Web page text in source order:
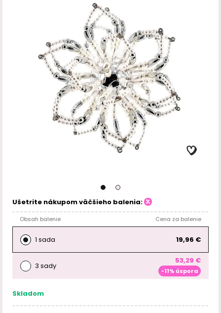
Ušetrite nákupom väčšieho balenia:
Obsah balenie Cena za balenie
1 sada 19,96 €
3 sady
53,29 €
-11% úspora
Skladom